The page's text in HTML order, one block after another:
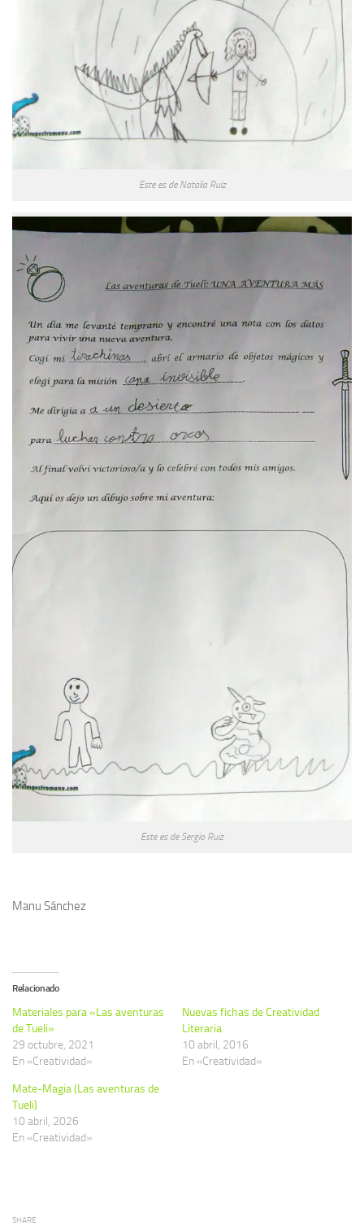
Este es de Natalia Ruiz
Este es de Sergio Ruiz
Manu Sánchez
Relacionado
Materiales para «Las aventuras
de Tueli»
29 octubre, 2021
En «Creatividad»
Nuevas fichas de Creatividad
Literaria
10 abril, 2016
En «Creatividad»
Mate-Magia (Las aventuras de
Tueli)
10 abril, 2026
En «Creatividad»
SHARE